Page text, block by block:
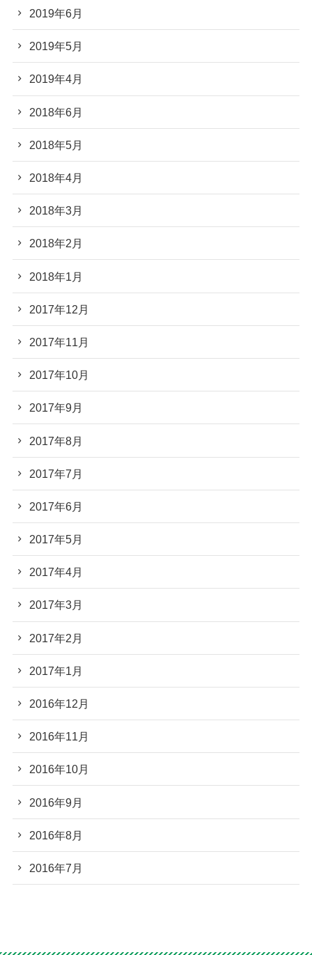
2019年6月
2019年5月
2019年4月
2018年6月
2018年5月
2018年4月
2018年3月
2018年2月
2018年1月
2017年12月
2017年11月
2017年10月
2017年9月
2017年8月
2017年7月
2017年6月
2017年5月
2017年4月
2017年3月
2017年2月
2017年1月
2016年12月
2016年11月
2016年10月
2016年9月
2016年8月
2016年7月